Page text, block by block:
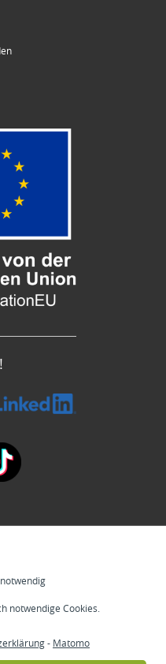
notwendige Cookies.
- Matomo